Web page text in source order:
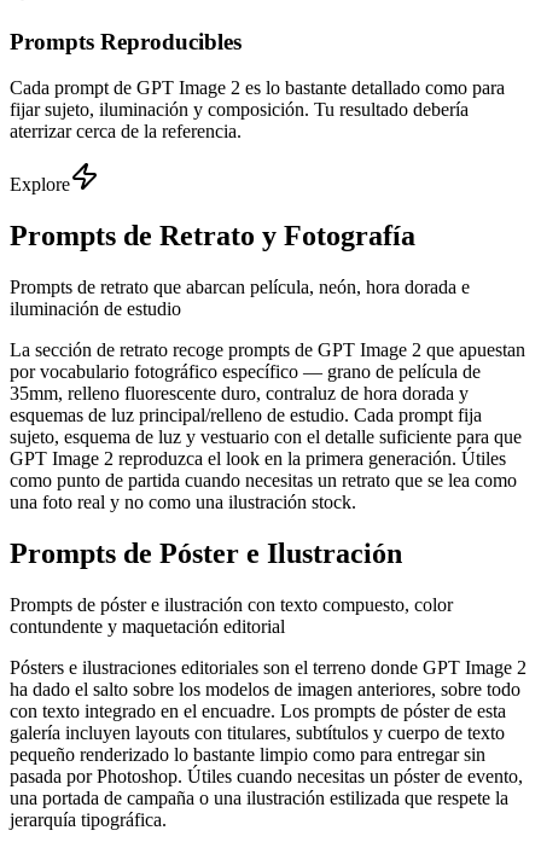
Prompts Reproducibles
Cada prompt de GPT Image 2 es lo bastante detallado como para
fijar sujeto, iluminación y composición. Tu resultado debería
aterrizar cerca de la referencia.
Explore
Prompts de Retrato y Fotografía
Prompts de retrato que abarcan película, neón, hora dorada e
iluminación de estudio
La sección de retrato recoge prompts de GPT Image 2 que apuestan
por vocabulario fotográfico específico — grano de película de
35mm, relleno fluorescente duro, contraluz de hora dorada y
esquemas de luz principal/relleno de estudio. Cada prompt fija
sujeto, esquema de luz y vestuario con el detalle suficiente para que
GPT Image 2 reproduzca el look en la primera generación. Útiles
como punto de partida cuando necesitas un retrato que se lea como
una foto real y no como una ilustración stock.
Prompts de Póster e Ilustración
Prompts de póster e ilustración con texto compuesto, color
contundente y maquetación editorial
Pósters e ilustraciones editoriales son el terreno donde GPT Image 2
ha dado el salto sobre los modelos de imagen anteriores, sobre todo
con texto integrado en el encuadre. Los prompts de póster de esta
galería incluyen layouts con titulares, subtítulos y cuerpo de texto
pequeño renderizado lo bastante limpio como para entregar sin
pasada por Photoshop. Útiles cuando necesitas un póster de evento,
una portada de campaña o una ilustración estilizada que respete la
jerarquía tipográfica.